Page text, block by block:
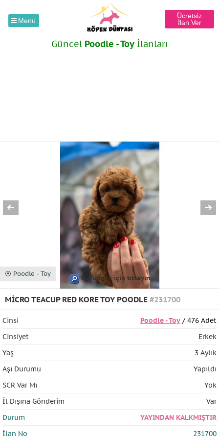
Menü
Ücretsiz
İlan Ver
Güncel Poodle - Toyİlanları
⦿ Poodle - Toy
Büyütmek için tıklayın
MİCRO TEACUP RED KORE TOY POODLE #231700
Cinsi Poodle - Toy/ 476 Adet
Cinsiyet
Erkek
Yaş
3 Aylık
Aşı Durumu
Yapıldı
SCR Var Mı
Yok
İl Dışına Gönderim
Var
Durum
YAYINDAN KALKMIŞTIR
İlan No
231700